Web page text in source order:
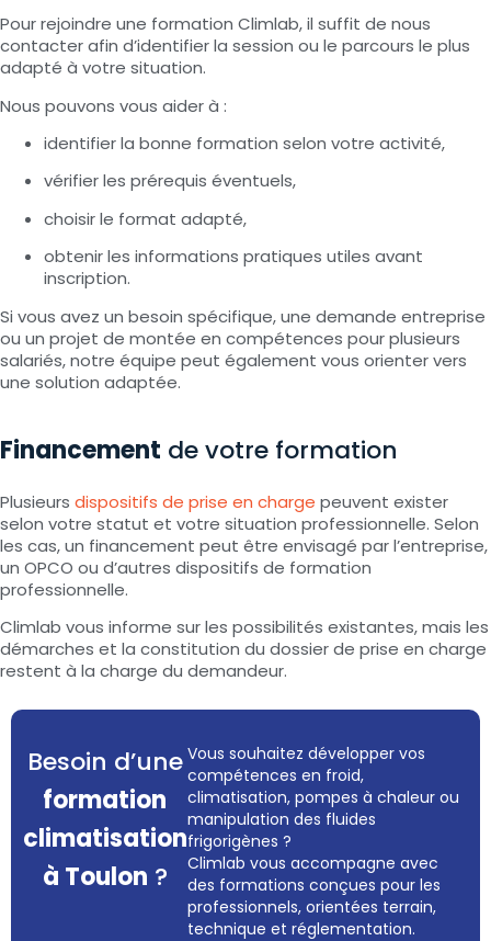
Pour rejoindre une formation Climlab, il suffit de nous
contacter afin d’identifier la session ou le parcours le plus
adapté à votre situation.
Nous pouvons vous aider à :
identifier la bonne formation selon votre activité,
vérifier les prérequis éventuels,
choisir le format adapté,
obtenir les informations pratiques utiles avant
inscription.
Si vous avez un besoin spécifique, une demande entreprise
ou un projet de montée en compétences pour plusieurs
salariés, notre équipe peut également vous orienter vers
une solution adaptée.
Financement de votre formation
Plusieurs dispositifs de prise en charge peuvent exister
selon votre statut et votre situation professionnelle. Selon
les cas, un financement peut être envisagé par l’entreprise,
un OPCO ou d’autres dispositifs de formation
professionnelle.
Climlab vous informe sur les possibilités existantes, mais les
démarches et la constitution du dossier de prise en charge
restent à la charge du demandeur.
Besoin d’une
formation
climatisation
à Toulon ?
Vous souhaitez développer vos
compétences en froid,
climatisation, pompes à chaleur ou
manipulation des fluides
frigorigènes ?
Climlab vous accompagne avec
des formations conçues pour les
professionnels, orientées terrain,
technique et réglementation.